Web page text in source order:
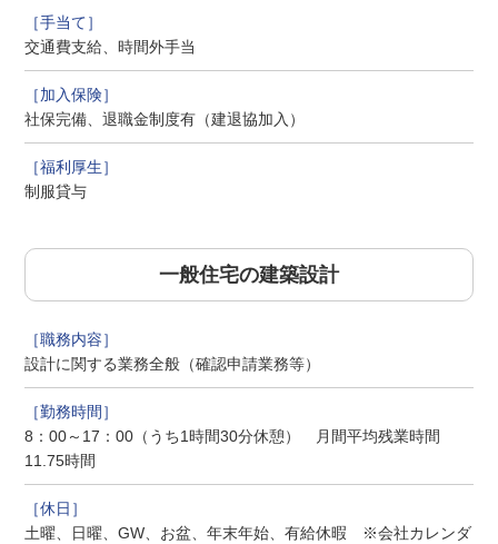
交通費支給、時間外手当
社保完備、退職金制度有（建退協加入）
制服貸与
一般住宅の建築設計
設計に関する業務全般（確認申請業務等）
8：00～17：00（うち1時間30分休憩） 月間平均残業時間
11.75時間
土曜、日曜、GW、お盆、年末年始、有給休暇 ※会社カレンダ